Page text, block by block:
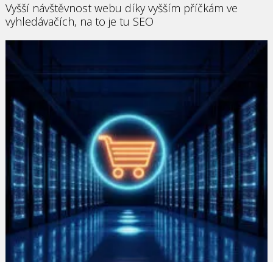
Vyšší návštěvnost webu díky vyšším příčkám ve
vyhledávačích, na to je tu SEO